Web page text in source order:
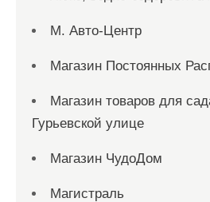
М. Авто-Центр
Магазин Постоянных
Магазин товаров для
Гурьевской улице
Магазин ЧудоДом
Магистраль